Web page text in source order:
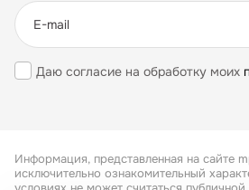
Даю согласие на обработку моих
Информация, представленная на сайте
исключительно ознакомительный